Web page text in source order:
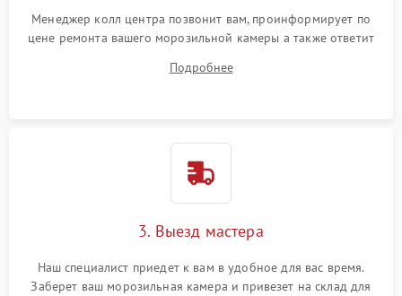
Менеджер колл центра позвонит вам, проинформирует по
цене ремонта вашего морозильной камеры а также ответит
Подробнее
3. Выезд мастера
Наш специалист приедет к вам в удобное для вас время.
Заберет ваш морозильная камера и привезет на склад для